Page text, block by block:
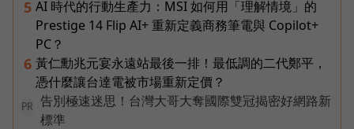
5 AI 時代的行動生產力：MSI 如何用「理解情境」的
Prestige 14 Flip AI+ 重新定義商務筆電與 Copilot+
PC？
6 黃仁勳兆元宴永遠站最後一排！最低調的二代鄭平，
憑什麼讓台達電被市場重新定價？
PR
告別極速迷思！台灣大哥大奪國際雙冠揭密好網路新
標準